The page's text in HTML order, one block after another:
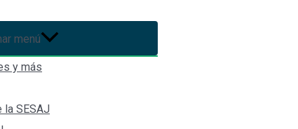
menú
y más
la SESAJ